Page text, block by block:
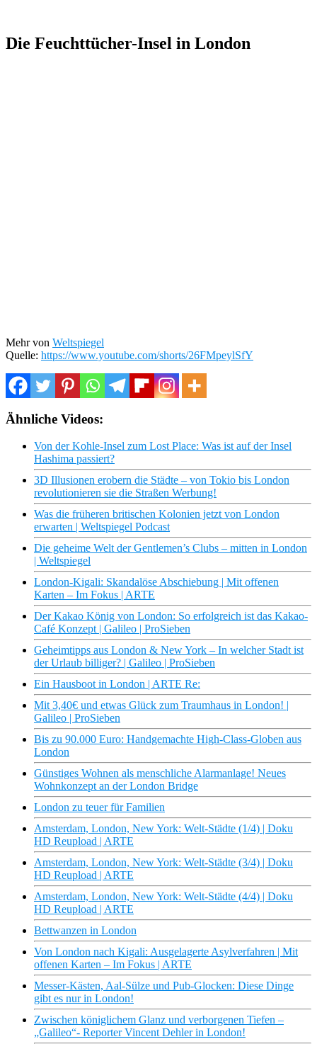
Die Feuchttücher-Insel in London
Mehr von Weltspiegel
Quelle: https://www.youtube.com/shorts/26FMpeylSfY
Ähnliche Videos:
Von der Kohle-Insel zum Lost Place: Was ist auf der Insel
Hashima passiert?
3D Illusionen erobern die Städte – von Tokio bis London
revolutionieren sie die Straßen Werbung!
Was die früheren britischen Kolonien jetzt von London
erwarten | Weltspiegel Podcast
Die geheime Welt der Gentlemen’s Clubs – mitten in London
| Weltspiegel
London-Kigali: Skandalöse Abschiebung | Mit offenen
Karten – Im Fokus | ARTE
Der Kakao König von London: So erfolgreich ist das Kakao-
Café Konzept | Galileo | ProSieben
Geheimtipps aus London & New York – In welcher Stadt ist
der Urlaub billiger? | Galileo | ProSieben
Ein Hausboot in London | ARTE Re:
Mit 3,40€ und etwas Glück zum Traumhaus in London! |
Galileo | ProSieben
Bis zu 90.000 Euro: Handgemachte High-Class-Globen aus
London
Günstiges Wohnen als menschliche Alarmanlage! Neues
Wohnkonzept an der London Bridge
London zu teuer für Familien
Amsterdam, London, New York: Welt-Städte (1/4) | Doku
HD Reupload | ARTE
Amsterdam, London, New York: Welt-Städte (3/4) | Doku
HD Reupload | ARTE
Amsterdam, London, New York: Welt-Städte (4/4) | Doku
HD Reupload | ARTE
Bettwanzen in London
Von London nach Kigali: Ausgelagerte Asylverfahren | Mit
offenen Karten – Im Fokus | ARTE
Messer-Kästen, Aal-Sülze und Pub-Glocken: Diese Dinge
gibt es nur in London!
Zwischen königlichem Glanz und verborgenen Tiefen –
„Galileo“- Reporter Vincent Dehler in London!